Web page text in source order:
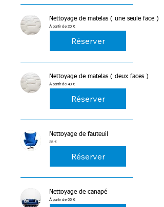
Nettoyage de matelas ( une seule face )
À
partir
À partir de 20 €
Réserver
Nettoyage de matelas ( deux faces )
À
partir
À partir de 40 €
Réserver
Nettoyage de fauteuil
35
euros
35 €
Réserver
Nettoyage de canapé
À
partir
À partir de 65 €